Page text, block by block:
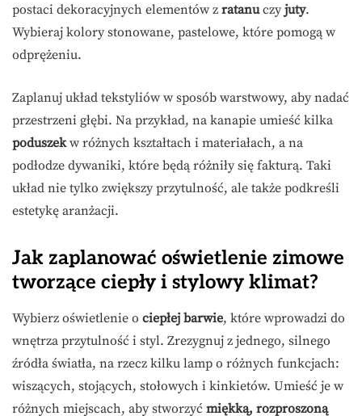
postaci dekoracyjnych elementów z ratanuczy juty.
Wybieraj kolory stonowane, pastelowe, które pomogą w
odprężeniu.
Zaplanuj układ tekstyliów w sposób warstwowy, aby nadać
przestrzeni głębi. Na przykład, na kanapie umieść kilka
poduszekw różnych kształtach i materiałach, a na
podłodze dywaniki, które będą różniły się fakturą. Taki
układ nie tylko zwiększy przytulność, ale także podkreśli
estetykę aranżacji.
Jak zaplanować oświetlenie zimowe
tworzące ciepły i stylowy klimat?
Wybierz oświetlenie o ciepłej barwie, które wprowadzi do
wnętrza przytulność i styl. Zrezygnuj z jednego, silnego
źródła światła, na rzecz kilku lamp o różnych funkcjach:
wiszących, stojących, stołowych i kinkietów. Umieść je w
różnych miejscach, aby stworzyć miękką, rozproszoną